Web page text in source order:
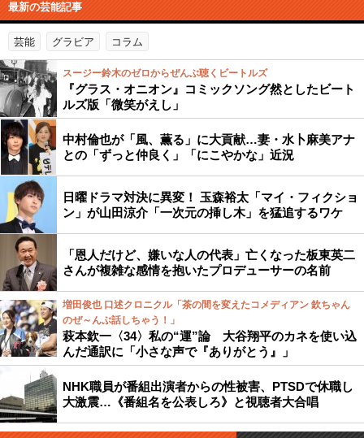
最新の芸能記事
芸能 グラビア コラム
スージー鈴木のゼロからぜんぶ聴くビートルズ
『グラス・オニオン』コミックソング然としたビート
ルズ版「微笑がえし」
中村倫也が「風、薫る」に大貢献…妻・水卜麻美アナ
との「ずっと仲良く」「にこやかな」近況
日曜ドラマ対決に異変！ 玉森裕太「マイ・フィクショ
ン」が山田涼介「一次元の挿し木」を猛追するワケ
「恩人だけど、嫌いな人の代表」亡くなった板東英二
さんが複雑な感情を抱いたプロデューサーの名前
増田俊也 口述クロニクル「茶の間を変えたコメディアン 欽ちゃん
のぜ～んぶ話しちゃう！」
萩本欽一〈34〉私の“運”論 大谷翔平のカネを使い込
んだ通訳に「小さな声で『ありがとう』」
NHK職員が番組出演者からの性被害、PTSDで休職し
大激震…《番組名を公表しろ》と視聴者大合唱